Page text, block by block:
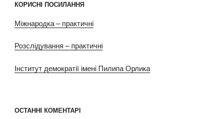
КОРИСНІ ПОСИЛАННЯ
Міжнародка – практичні
Розслідування – практичні
Інститут демократії імені Пилипа Орлика
ОСТАННІ КОМЕНТАРІ